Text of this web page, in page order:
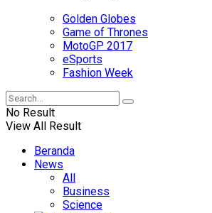
Golden Globes
Game of Thrones
MotoGP 2017
eSports
Fashion Week
No Result
View All Result
Beranda
News
All
Business
Science